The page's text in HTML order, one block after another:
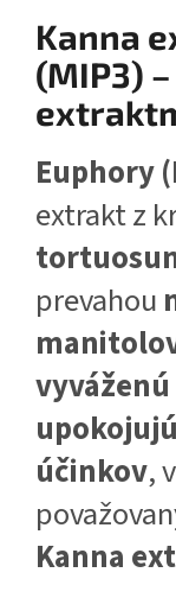
Kanna
(MIP3)
Euphory
extrakt z
prevahou
účinkov,
Kanna